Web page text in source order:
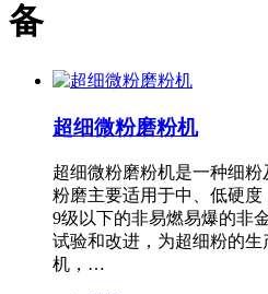
备
超细微粉磨粉机
超细微粉磨粉机是一种细
粉磨主要适用于中、低硬
9级以下的非易燃易爆的非
试验和改进，为超细粉的
机，…